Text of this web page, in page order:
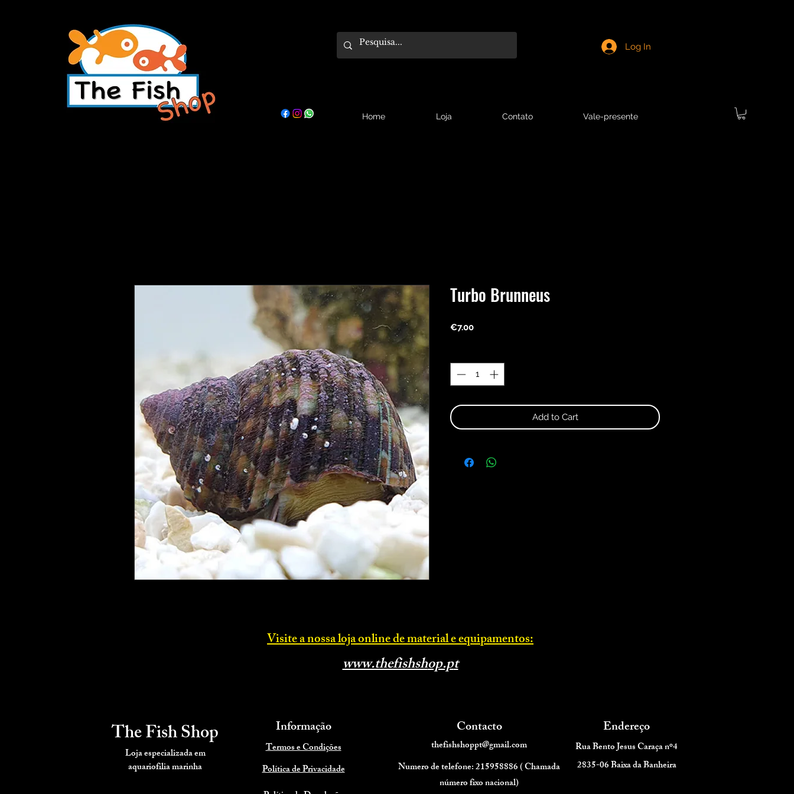
Log In
Home Loja Contato Vale-presente
Turbo Brunneus
€7.00Price
Add to Cart
Visite a nossa loja online de material e equipamentos:
www.thefishshop.pt
The Fish Shop
Loja especializada em
aquariofiliamarinha
Informação
Termos e Condições
Política de Privacidade
Contacto Endereço
thefishshoppt@gmail.com
Numero de telefone: 215958886 ( Chamada
número fixo nacional)
Rua Bento Jesus Caraça nº4
2835-06 Baixa da Banheira